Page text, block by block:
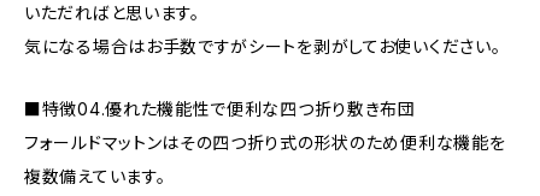
いただればと思います。
気になる場合はお手数ですがシートを剥がしてお使いください。
■特徴04.優れた機能性で便利な四つ折り敷き布団
フォールドマットンはその四つ折り式の形状のため便利な機能を
複数備えています。